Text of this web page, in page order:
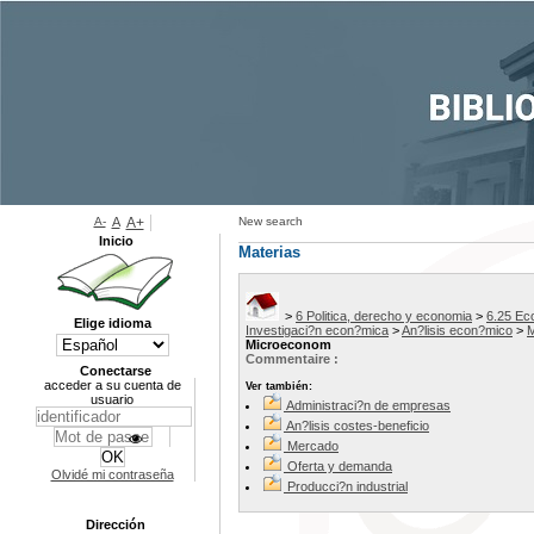
New search
Materias
> 6 Politica, derecho y economia > 6.25
Investigaci?n econ?mica >An?lisis econ?mico >
Microeconom
Commentaire :
Ver también:
Administraci?n de empresas
An?lisis costes-beneficio
Mercado
Oferta y demanda
Producci?n industrial
A- A A+
Inicio
Elige idioma
Conectarse
acceder a su cuenta de
usuario
Olvidé mi contraseña
Dirección